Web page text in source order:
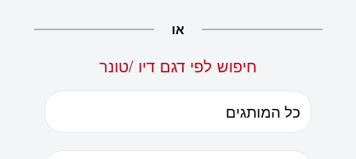
או
חיפוש לפי דגם דיו /טונר